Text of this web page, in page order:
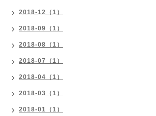
2018-12（1）
2018-09（1）
2018-08（1）
2018-07（1）
2018-04（1）
2018-03（1）
2018-01（1）